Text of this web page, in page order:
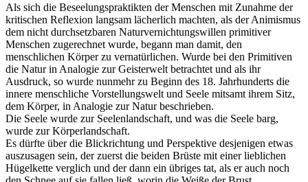
Als sich die Beseelungspraktikten der Menschen mit Zunahme der
kritischen Reflexion langsam lächerlich machten, als der Animismus
dem nicht durchsetzbaren Naturvernichtungswillen primitiver
Menschen zugerechnet wurde, begann man damit, den
menschlichen Körper zu vernatürlichen. Wurde bei den Primitiven
die Natur in Analogie zur Geisterwelt betrachtet und als ihr
Ausdruck, so wurde nunmehr zu Beginn des 18. Jahrhunderts die
innere menschliche Vorstellungswelt und Seele mitsamt ihrem Sitz,
dem Körper, in Analogie zur Natur beschrieben.
Die Seele wurde zur Seelenlandschaft, und was die Seele barg,
wurde zur Körperlandschaft.
Es dürfte über die Blickrichtung und Perspektive desjenigen etwas
auszusagen sein, der zuerst die beiden Brüste mit einer lieblichen
Hügelkette verglich und der dann ein übriges tat, als er auch noch